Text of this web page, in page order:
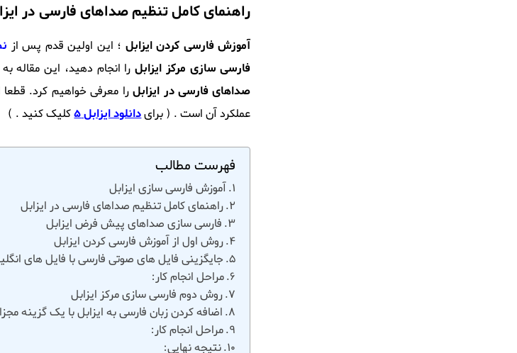
راهنمای کامل تنظیم صداهای فارسی در
آموزش فارسی کردن ایزابل ؛ این اولین قدم پس از
فارسی سازی مرکز ایزابلرا انجام دهید، این مقاله
صداهای فارسی در ایزابلرا معرفی خواهیم کرد.
عملکرد آن است . ( برایدانلود ایزابل 5 کلیک کنید . )
فهرست مطالب
آموزش فارسی سازی ایزابل
راهنمای کامل تنظیم صداهای فارسی در ایزابل
فارسی سازی صداهای پیش فرض ایزابل
روش اول از آموزش فارسی کردن ایزابل
جایگزینی فایل های صوتی فارسی با فایل های
مراحل انجام کار:
روش دوم فارسی سازی مرکز ایزابل
اضافه کردن زبان فارسی به ایزابل با یک گزینه مجزا
مراحل انجام کار:
نتیجه نهایی: